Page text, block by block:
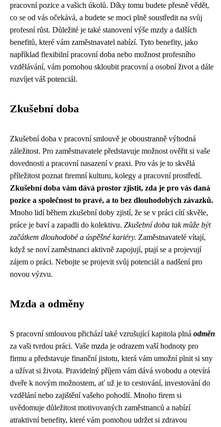
pracovní pozice a vašich úkolů. Díky tomu budete přesně vědět,
co se od vás očekává, a budete se moci plně soustředit na svůj
profesní růst. Důležité je také stanovení výše mzdy a dalších
benefitů, které vám zaměstnavatel nabízí. Tyto benefity, jako
například flexibilní pracovní doba nebo možnost profesního
vzdělávání, vám pomohou skloubit pracovní a osobní život a dále
rozvíjet váš potenciál.
Zkušební doba
Zkušební doba v pracovní smlouvě je oboustranně výhodná
záležitost. Pro zaměstnavatele představuje možnost ověřit si vaše
dovednosti a pracovní nasazení v praxi. Pro vás je to skvělá
příležitost poznat firemní kulturu, kolegy a pracovní prostředí.
Zkušební doba vám dává prostor zjistit, zda je pro vás daná
pozice a společnost to pravé, a to bez dlouhodobých závazků.
Mnoho lidí během zkušební doby zjistí, že se v práci cítí skvěle,
práce je baví a zapadli do kolektivu. Zkušební doba tak může být
začátkem dlouhodobé a úspěšné kariéry. Zaměstnavatelé vítají,
když se noví zaměstnanci aktivně zapojují, ptají se a projevují
zájem o práci. Nebojte se projevit svůj potenciál a nadšení pro
novou výzvu.
Mzda a odměny
S pracovní smlouvou přichází také vzrušující kapitola plná odměn
za vaši tvrdou práci. Vaše mzda je odrazem vaší hodnoty pro
firmu a představuje finanční jistotu, která vám umožní plnit si sny
a užívat si života. Pravidelný příjem vám dává svobodu a otevírá
dveře k novým možnostem, ať už je to cestování, investování do
vzdělání nebo zajištění vašeho pohodlí. Mnoho firem si
uvědomuje důležitost motivovaných zaměstnanců a nabízí
atraktivní benefity, které vám pomohou udržet si zdravou